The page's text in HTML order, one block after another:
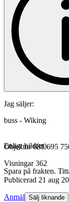
Jag säljer:
buss - Wiking
Enligt bild(er).
Spara på frakten.
Objektnr 688 695
Visningar 362
Publicerad 21 aug
Anmäl Sälj liknande